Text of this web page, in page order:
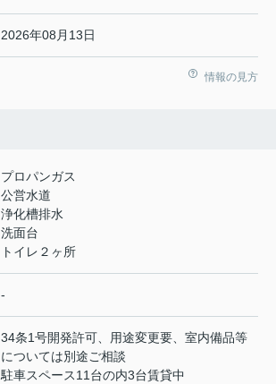
2026年08月13日
情報の見方
プロパンガス
公営水道
浄化槽排水
洗面台
トイレ２ヶ所
-
34条1号開発許可、用途変更要、室内備品等
については別途ご相談
駐車スペース11台の内3台賃貸中